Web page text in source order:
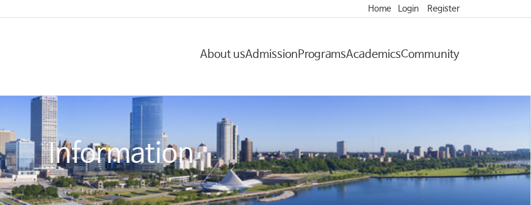
Home Login Register
About usAdmission ProgramsAcademicsCommunity
Information